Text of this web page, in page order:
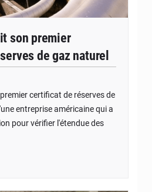
son premier
de gaz naturel
certificat de réserves de
entreprise américaine qui a
pour vérifier l'étendue des